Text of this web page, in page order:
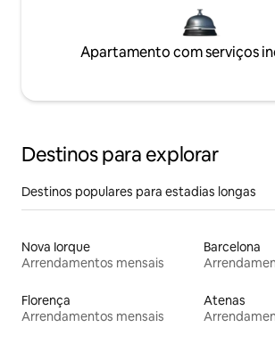
Apartamento com serviços
Destinos para explorar
Destinos populares para estadias longas
Nova Iorque
Arrendamentos mensais
Barcelona
Florença
Arrendamentos mensais
Atenas